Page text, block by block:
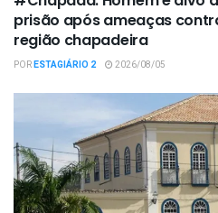
prisão após ameaças
região chapadeira
PORESTAGIÁRIO 2 2026/08/05